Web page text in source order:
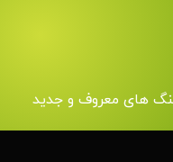
های معروف و جدید